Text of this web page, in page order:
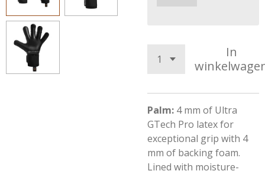
In
Palm: 4 mm of Ultra
GTech Pro latex for
exceptional grip with 4
mm of backing foam.
Lined with moisture-